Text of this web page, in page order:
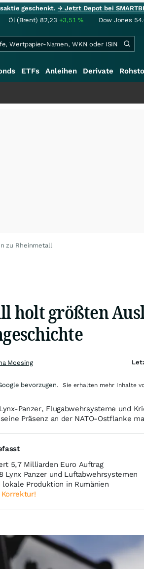
geschenkt.→ Jetzt Depot bei
Öl (Brent) 82,23 +3,51% Dow Jones
ETFs Anleihen Derivate
zu Rheinmetall
holt größten
Panzer, Flugabwehrsysteme und
Präsenz an der NATO-Ostflanke
5,7 Milliarden Euro Auftrag
Lynx Panzer und Luftabwehrsystemen
Produktion in Rumänien
Moesing
bevorzugen. Sie erhalten mehr Inhalte